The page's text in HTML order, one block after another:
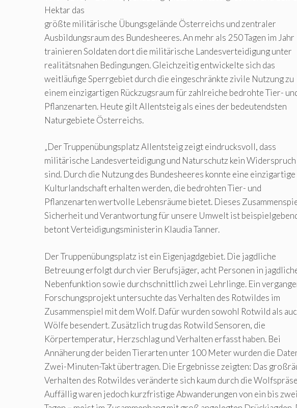
Hektar das
größte militärische Übungsgelände Österreichs und zentraler
Ausbildungsraum des Bundesheeres. An mehr als 250 Tagen im Jahr
trainieren Soldaten dort die militärische Landesverteidigung unter
realitätsnahen Bedingungen. Gleichzeitig entwickelte sich das
weitläufige Sperrgebiet durch die eingeschränkte zivile Nutzung zu
einem einzigartigen Rückzugsraum für zahlreiche bedrohte Tier-
Pflanzenarten. Heute gilt Allentsteig als eines der bedeutendsten
Naturgebiete Österreichs.
„Der Truppenübungsplatz Allentsteig zeigt eindrucksvoll, dass
militärische Landesverteidigung und Naturschutz kein Widerspruch
sind. Durch die Nutzung des Bundesheeres konnte eine einzigartige
Kulturlandschaft erhalten werden, die bedrohten Tier- und
Pflanzenarten wertvolle Lebensräume bietet. Dieses
Sicherheit und Verantwortung für unsere Umwelt ist
betont Verteidigungsministerin Klaudia Tanner.
Der Truppenübungsplatz ist ein Eigenjagdgebiet. Die jagdliche
Betreuung erfolgt durch vier Berufsjäger, acht Personen in
Nebenfunktion sowie durchschnittlich zwei Lehrlinge. Ein
Forschungsprojekt untersuchte das Verhalten des Rotwildes im
Zusammenspiel mit dem Wolf. Dafür wurden sowohl Rotwild als
Wölfe besendert. Zusätzlich trug das Rotwild Sensoren, die
Körpertemperatur, Herzschlag und Verhalten erfasst haben. Bei
Annäherung der beiden Tierarten unter 100 Meter wurden die
Zwei-Minuten-Takt übertragen. Die Ergebnisse zeigten: Das
Verhalten des Rotwildes veränderte sich kaum durch die
Auffällig waren jedoch kurzfristige Abwanderungen von ein bis zwei